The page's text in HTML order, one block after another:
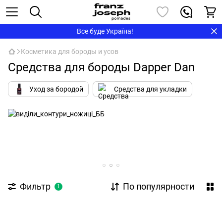
Все буде Україна!
Косметика для бороды и усов
Средства для бороды Dapper Dan
Уход за бородой Средства для укладки
Фильтр 1 По популярности